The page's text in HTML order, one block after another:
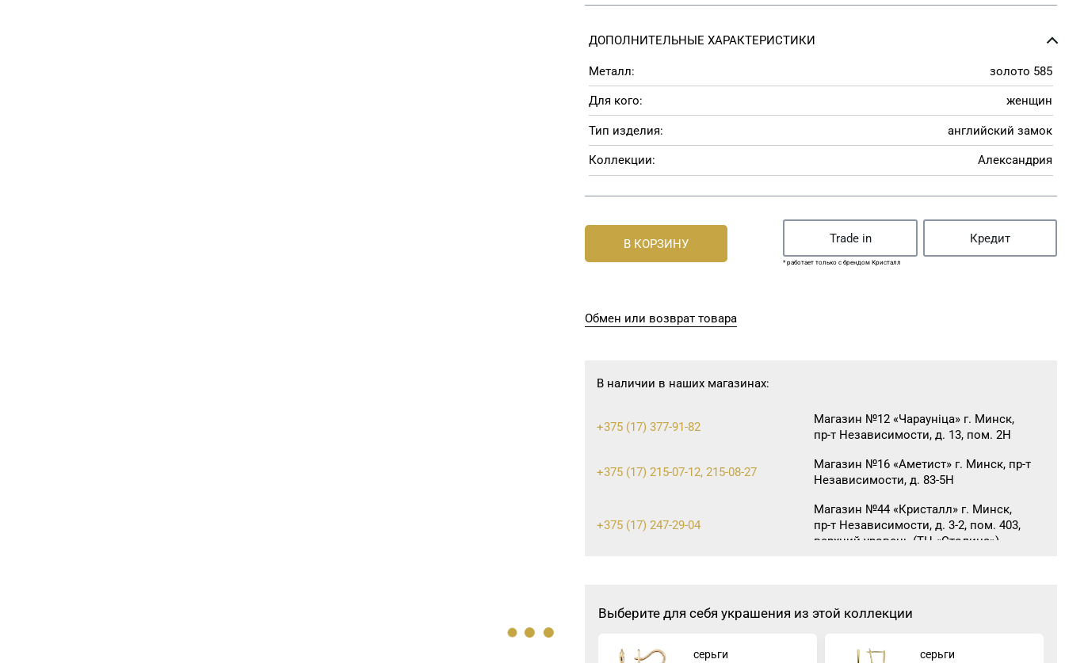
ДОПОЛНИТЕЛЬНЫЕ ХАРАКТЕРИСТИКИ
Металл: золото 585
Для кого: женщин
Тип изделия: английский замок
Коллекции: Александрия
В КОРЗИНУ Trade in Кредит
* работает только с брендом Кристалл
Обмен или возврат товара
В наличии в наших магазинах:
+375 (17) 377-91-82
Магазин №12 «Чараунiца» г. Минск,
пр-т Независимости, д. 13, пом. 2Н
+375 (17) 215-07-12, 215-08-27
Магазин №16 «Аметист» г. Минск, пр-т
Независимости, д. 83-5Н
+375 (17) 247-29-04
Магазин №44 «Кристалл» г. Минск,
пр-т Независимости, д. 3-2, пом. 403,
верхний уровень (ТЦ «Столица»)
+375 (17) 316-64-54, 271-30-07, 271-51-31
Магазин №46 «Кристалл» г. Минск, ул.
Выберите для себя украшения из этой коллекции
серьги
серьги